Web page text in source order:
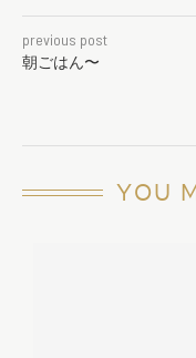
previous post
朝ごはん〜
YOU